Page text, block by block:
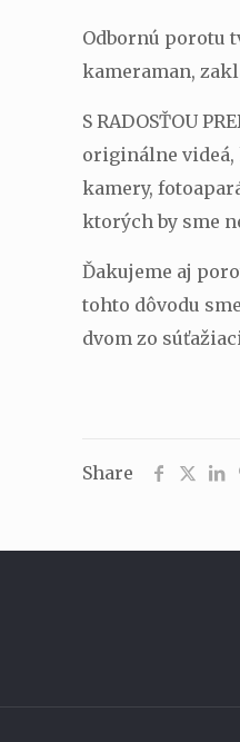
Odbornú porotu
kameraman,
S RADOSŤOU
originálne videá,
kamery,
ktorých by sme
Ďakujeme aj
tohto dôvodu
dvom zo
Share